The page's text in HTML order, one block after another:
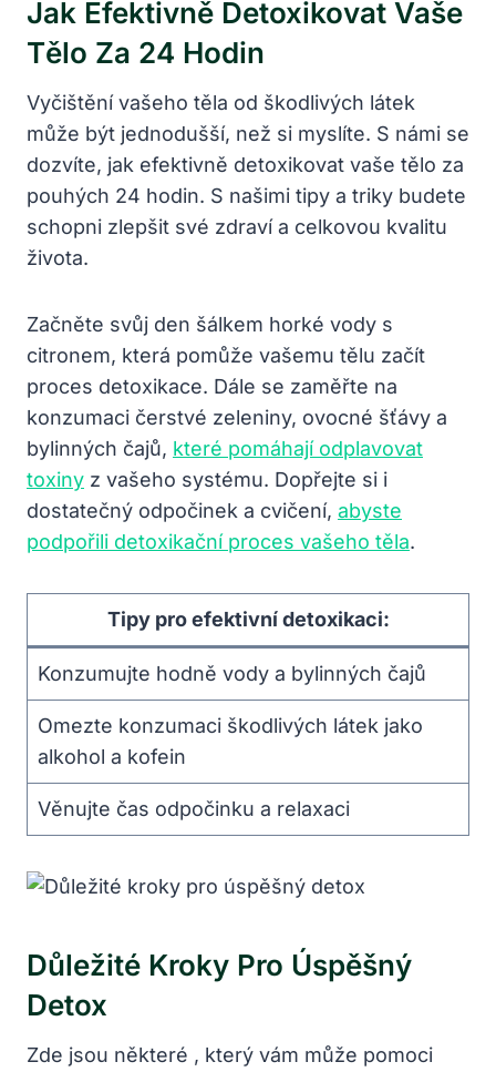
Jak Efektivně Detoxikovat Vaše
Tělo Za 24 Hodin
Vyčištění vašeho těla od škodlivých látek
může být jednodušší, než si myslíte. S námi se
dozvíte, jak efektivně detoxikovat vaše tělo za
pouhých 24 hodin. S našimi tipy a triky budete
schopni zlepšit své zdraví a celkovou kvalitu
života.
Začněte svůj den šálkem horké vody s
citronem, která pomůže vašemu tělu začít
proces detoxikace. Dále se zaměřte na
konzumaci čerstvé zeleniny, ovocné šťávy a
bylinných čajů, které pomáhají odplavovat
toxiny z vašeho systému. Dopřejte si i
dostatečný odpočinek a cvičení, abyste
podpořili detoxikační proces vašeho těla.
Tipy pro efektivní detoxikaci:
Konzumujte hodně vody a bylinných čajů
Omezte konzumaci škodlivých látek jako
alkohol a kofein
Věnujte čas odpočinku a relaxaci
Důležité Kroky Pro Úspěšný
Detox
Zde jsou některé , který vám může pomoci